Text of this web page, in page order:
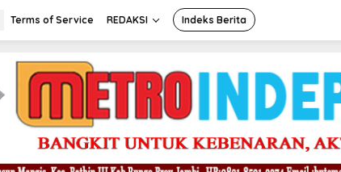
Terms of Service REDAKSI Indeks Berita